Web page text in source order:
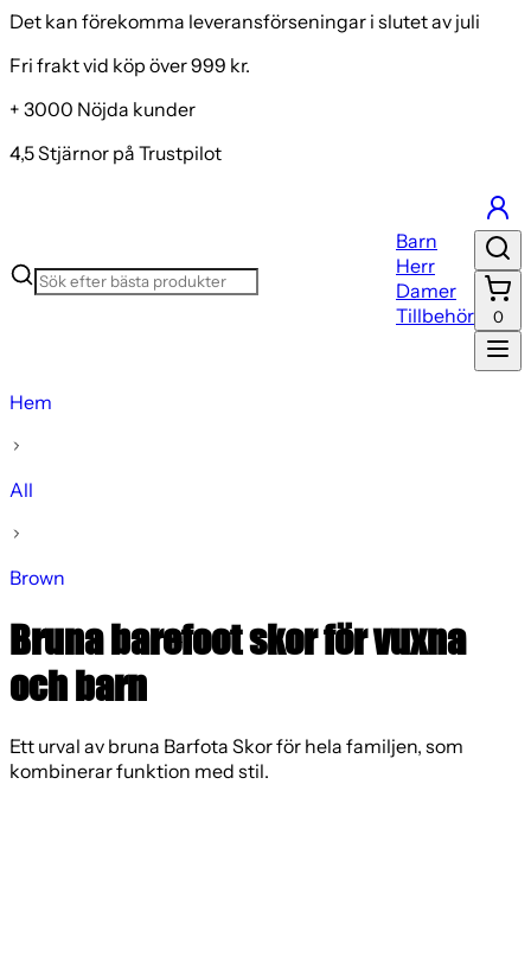
Det kan förekomma leveransförseningar i slutet av juli
Fri frakt vid köp över 999 kr.
+ 3000 Nöjda kunder
4,5 Stjärnor på Trustpilot
Barn
Herr
Damer
Tillbehör
0
Hem
All
Brown
Bruna barefoot skor för vuxna
och barn
Ett urval av bruna Barfota Skor för hela familjen, som
kombinerar funktion med stil.